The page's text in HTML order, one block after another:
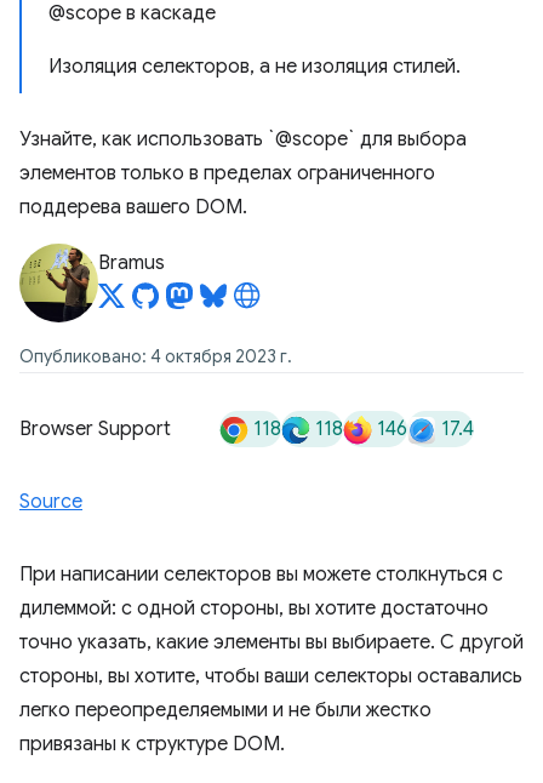
@scope в каскаде
Изоляция селекторов, а не изоляция стилей.
Узнайте, как использовать `@scope` для выбора
элементов только в пределах ограниченного
поддерева вашего DOM.
Bramus
Опубликовано: 4 октября 2023 г.
Browser Support 118 118 146 17.4
Source
При написании селекторов вы можете столкнуться с
дилеммой: с одной стороны, вы хотите достаточно
точно указать, какие элементы вы выбираете. С другой
стороны, вы хотите, чтобы ваши селекторы оставались
легко переопределяемыми и не были жестко
привязаны к структуре DOM.